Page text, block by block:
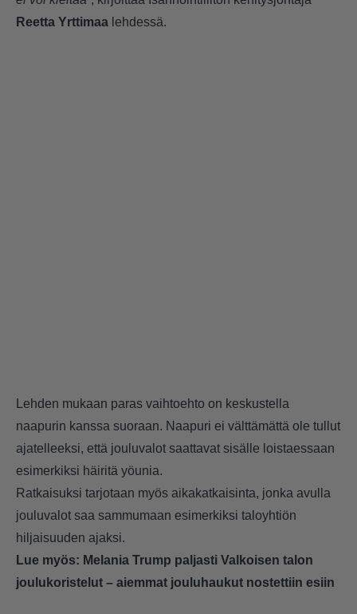
Reetta Yrttimaa lehdessä.
Lehden mukaan paras vaihtoehto on keskustella
naapurin kanssa suoraan. Naapuri ei välttämättä ole tullut
ajatelleeksi, että jouluvalot saattavat sisälle loistaessaan
esimerkiksi häiritä yöunia.
Ratkaisuksi tarjotaan myös aikakatkaisinta, jonka avulla
jouluvalot saa sammumaan esimerkiksi taloyhtiön
hiljaisuuden ajaksi.
Lue myös: Melania Trump paljasti Valkoisen talon
joulukoristelut – aiemmat jouluhaukut nostettiin esiin